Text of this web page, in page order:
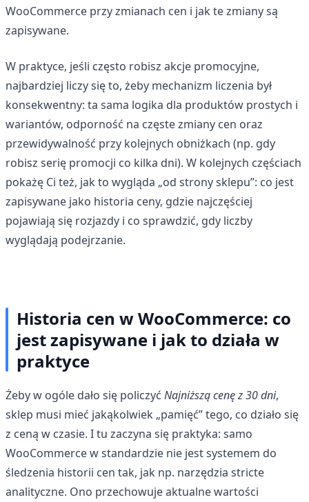
WooCommerce przy zmianach cen i jak te zmiany są
zapisywane.
W praktyce, jeśli często robisz akcje promocyjne,
najbardziej liczy się to, żeby mechanizm liczenia był
konsekwentny: ta sama logika dla produktów prostych i
wariantów, odporność na częste zmiany cen oraz
przewidywalność przy kolejnych obniżkach (np. gdy
robisz serię promocji co kilka dni). W kolejnych częściach
pokażę Ci też, jak to wygląda „od strony sklepu”: co jest
zapisywane jako historia ceny, gdzie najczęściej
pojawiają się rozjazdy i co sprawdzić, gdy liczby
wyglądają podejrzanie.
Historia cen w WooCommerce: co
jest zapisywane i jak to działa w
praktyce
Żeby w ogóle dało się policzyć Najniższą cenę z 30 dni,
sklep musi mieć jakąkolwiek „pamięć” tego, co działo się
z ceną w czasie. I tu zaczyna się praktyka: samo
WooCommerce w standardzie nie jest systemem do
śledzenia historii cen tak, jak np. narzędzia stricte
analityczne. Ono przechowuje aktualne wartości